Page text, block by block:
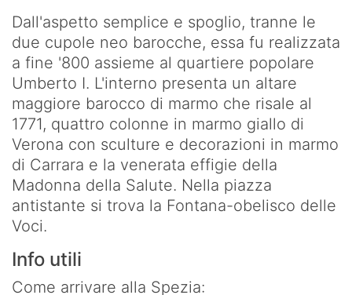
Dall'aspetto semplice e spoglio, tranne le
due cupole neo barocche, essa fu realizzata
a fine '800 assieme al quartiere popolare
Umberto I. L'interno presenta un altare
maggiore barocco di marmo che risale al
1771, quattro colonne in marmo giallo di
Verona con sculture e decorazioni in marmo
di Carrara e la venerata effigie della
Madonna della Salute. Nella piazza
antistante si trova la Fontana-obelisco delle
Voci.
Info utili
Come arrivare alla Spezia: